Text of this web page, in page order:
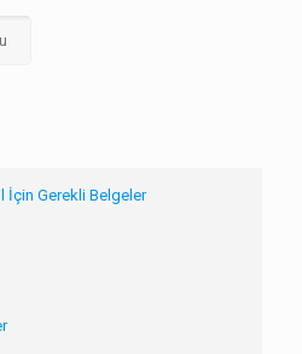
İçin Gerekli Belgeler